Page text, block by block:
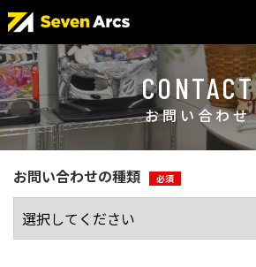
CONTACT
お問い合わせ
お問い合わせの種類 必須